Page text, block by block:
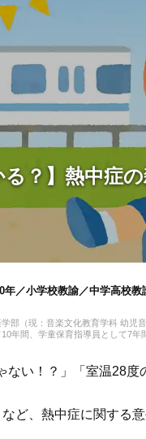
る？】熱中症
年／小学校教諭／中学高校
学部（現：音楽文化教育学科 幼児
年間、学童保育指導員として7
、インプットとアウトプットを
お絵描き、伝承あそび、アウト
ない！？」「室温28
ど、熱中症に関する